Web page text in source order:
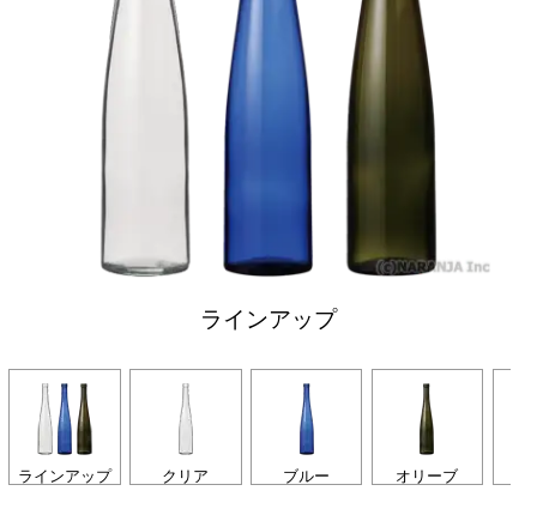
ラインアップ
ラインアップ クリア ブルー オリーブ